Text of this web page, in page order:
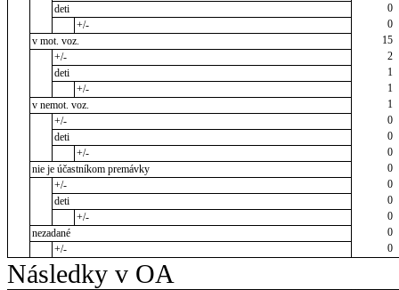
deti
0
+/-
0
v mot. voz.
15
+/-
2
deti
1
+/-
1
v nemot. voz.
1
+/-
0
deti
0
+/-
0
nie je účastníkom premávky
0
+/-
0
deti
0
+/-
0
nezadané
0
+/-
0
Následky v OA